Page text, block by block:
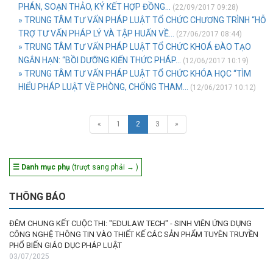
PHÁN, SOẠN THẢO, KÝ KẾT HỢP ĐỒNG...
(22/09/2017 09:28)
» TRUNG TÂM TƯ VẤN PHÁP LUẬT TỔ CHỨC CHƯƠNG TRÌNH “HỖ
TRỢ TƯ VẤN PHÁP LÝ VÀ TẬP HUẤN VỀ...
(27/06/2017 08:44)
» TRUNG TÂM TƯ VẤN PHÁP LUẬT TỔ CHỨC KHOÁ ĐÀO TẠO
NGẮN HẠN: “BỒI DƯỠNG KIẾN THỨC PHÁP...
(12/06/2017 10:19)
» TRUNG TÂM TƯ VẤN PHÁP LUẬT TỔ CHỨC KHÓA HỌC “TÌM
HIỂU PHÁP LUẬT VỀ PHÒNG, CHỐNG THAM...
(12/06/2017 10:12)
« 1 2 3 »
☰ Danh mục phụ (trượt sang phải → )
THÔNG BÁO
ĐÊM CHUNG KẾT CUỘC THI: "EDULAW TECH" - SINH VIÊN ỨNG DỤNG
CÔNG NGHỆ THÔNG TIN VÀO THIẾT KẾ CÁC SẢN PHẨM TUYÊN TRUYỀN
PHỔ BIẾN GIÁO DỤC PHÁP LUẬT
03/07/2025